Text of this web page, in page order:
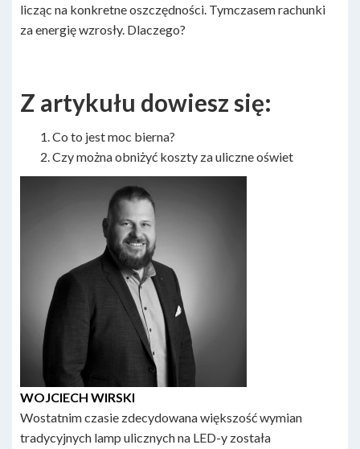
licząc na konkretne oszczędności. Tymczasem rachunki
za energię wzrosły. Dlaczego?
Z artykułu dowiesz się:
Co to jest moc bierna?
Czy można obniżyć koszty za uliczne oświet
WOJCIECH WIRSKI
Wostatnim czasie zdecydowana większość wymian
tradycyjnych lamp ulicznych na LED-y została